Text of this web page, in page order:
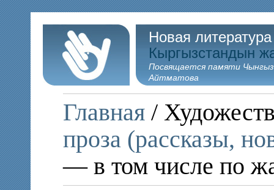
Новая
Кыргызстандын
Посвящается памяти
Айтматова
Главная /
проза (рассказы,
— в том числе по